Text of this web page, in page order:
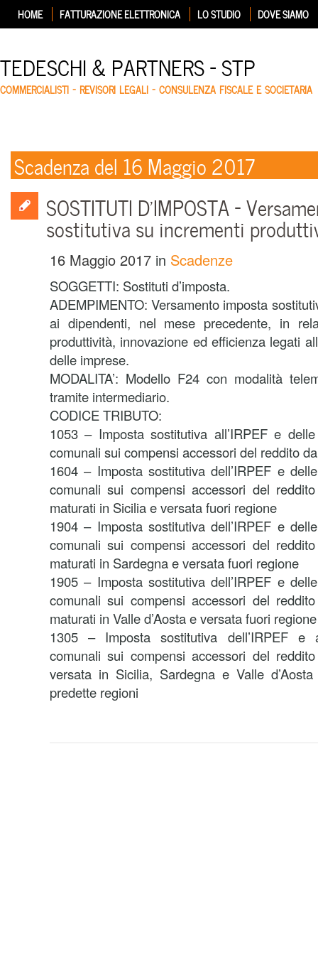
HOME FATTURAZIONE ELETTRONICA LO STUDIO DOVE SIAMO
TEDESCHI & PARTNERS – STP
COMMERCIALISTI – REVISORI LEGALI – CONSULENZA FISCALE E SOCIETARIA
Scadenza del 16 Maggio 2017
SOSTITUTI D’IMPOSTA –
sostitutiva su incrementi
16 Maggio 2017 in Scadenze
SOGGETTI: Sostituti d’imposta.
ADEMPIMENTO: Versamento imposta
ai dipendenti, nel mese precedente, in
produttività, innovazione ed efficienza legati
delle imprese.
MODALITA’: Modello F24 con modalità
tramite intermediario.
CODICE TRIBUTO:
1053 – Imposta sostitutiva all’IRPEF e
comunali sui compensi accessori del reddito
1604 – Imposta sostitutiva dell’IRPEF e
comunali sui compensi accessori del
maturati in Sicilia e versata fuori regione
1904 – Imposta sostitutiva dell’IRPEF e
comunali sui compensi accessori del
maturati in Sardegna e versata fuori regione
1905 – Imposta sostitutiva dell’IRPEF e
comunali sui compensi accessori del
maturati in Valle d’Aosta e versata fuori regione
1305 – Imposta sostitutiva dell’IRPEF e
comunali sui compensi accessori del
versata in Sicilia, Sardegna e Valle
predette regioni